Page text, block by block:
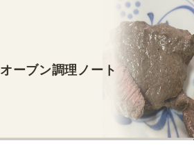
ーブン調理ノート